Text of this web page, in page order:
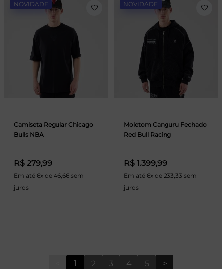
NOVIDADE
Camiseta Regular Chicago
Bulls NBA
R$ 279,99
Em até 6x de 46,66 sem
juros
NOVIDADE
Moletom Canguru Fechado
Red Bull Racing
R$ 1.399,99
Em até 6x de 233,33 sem
juros
1 2 3 4 5 >